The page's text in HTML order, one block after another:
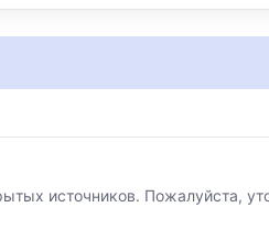
источников. Пожалуйста,